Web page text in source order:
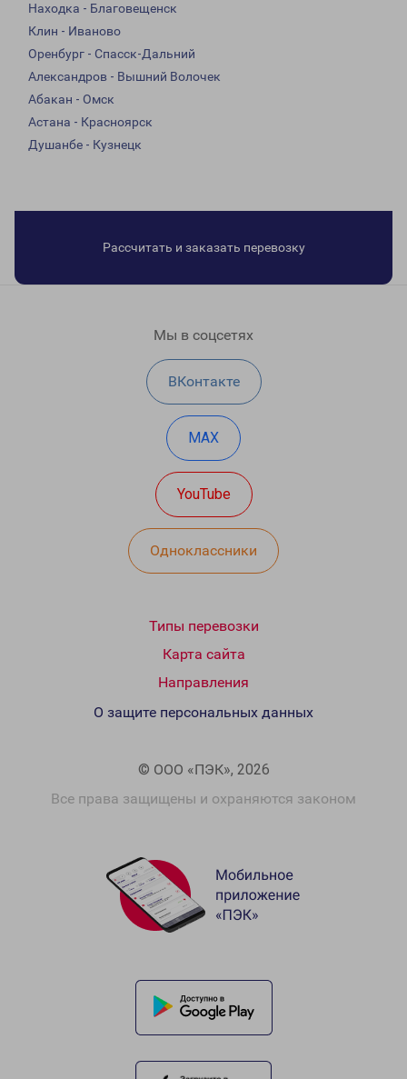
Находка - Благовещенск
Клин - Иваново
Оренбург - Спасск-Дальний
Александров - Вышний Волочек
Абакан - Омск
Астана - Красноярск
Душанбе - Кузнецк
Рассчитать и заказать перевозку
Мы в соцсетях
ВКонтакте
MAX
YouTube
Одноклассники
Типы перевозки
Карта сайта
Направления
© ООО «ПЭК», 2026
Все права защищены и охраняются законом
О защите персональных данных